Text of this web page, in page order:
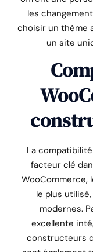
les
choisir un thème
un site
La
facteur clé
WooCommerce,
le plus
modernes.
excellente
constructeurs